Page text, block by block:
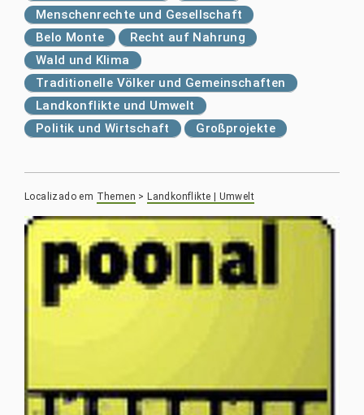
Menschenrechte und Gesellschaft
Belo Monte
Recht auf Nahrung
Wald und Klima
Traditionelle Völker und Gemeinschaften
Landkonflikte und Umwelt
Politik und Wirtschaft
Großprojekte
Localizado em Themen >Landkonflikte | Umwelt